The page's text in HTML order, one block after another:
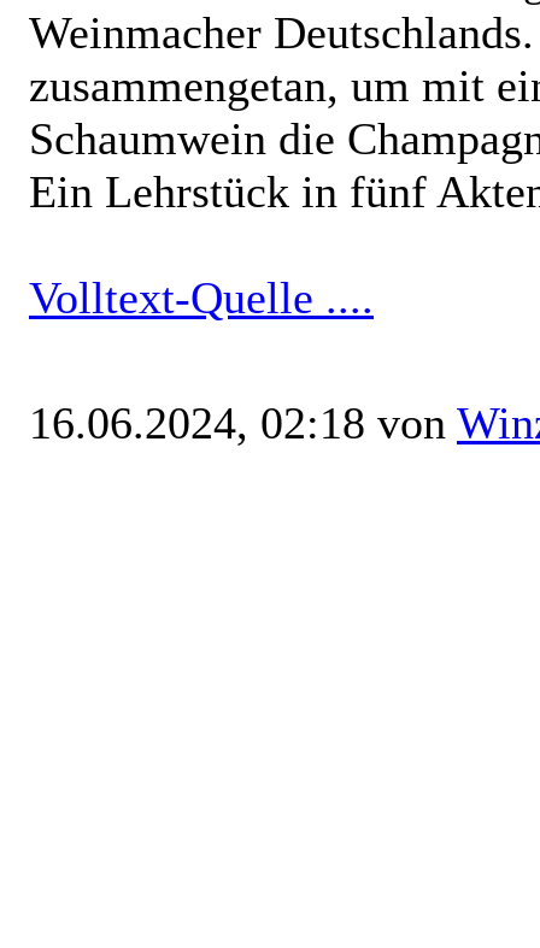
Weinmacher
zusammengetan, um mit
Schaumwein die
Ein Lehrstück in fünf
Volltext-Quelle ....
16.06.2024, 02:18 von